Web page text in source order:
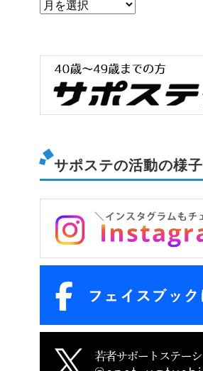
サポステの活動の様子